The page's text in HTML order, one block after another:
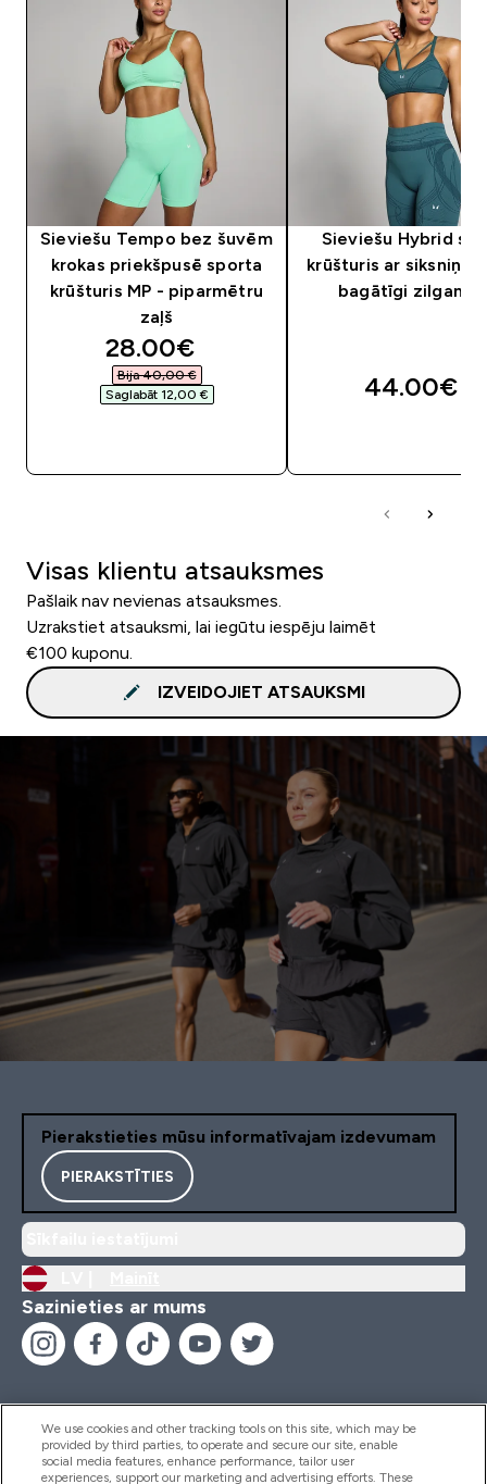
Sieviešu Tempo bez šuvēm
krokas priekšpusē sporta
krūšturis MP - piparmētru
zaļš
discounted price
28.00€‎
Bija 40,00 €‎
Saglabāt 12,00 €‎
Sieviešu Hybrid
krūšturis ar
bagātīgi
44.00€‎
Visas klientu atsauksmes
Pašlaik nav nevienas atsauksmes.
Uzrakstiet atsauksmi, lai iegūtu iespēju laimēt
€100 kuponu.
IZVEIDOJIET ATSAUKSMI
Pierakstieties mūsu informatīvajam izdevumam
PIERAKSTĪTIES
Sazinieties ar mums
Palīdzība Un Informācija
We use cookies and other tracking tools on this site, which may be
provided by third parties, to operate and secure our site, enable
social media features, enhance performance, tailor user
experiences, support our marketing and advertising efforts. These